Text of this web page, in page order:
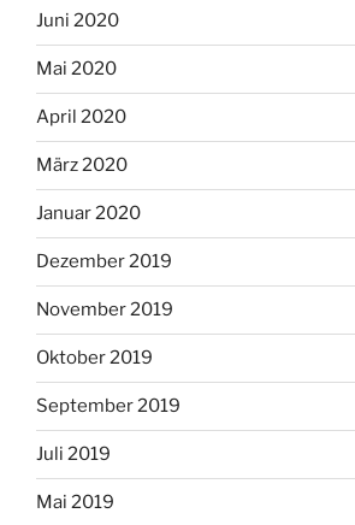
Juni 2020
Mai 2020
April 2020
März 2020
Januar 2020
Dezember 2019
November 2019
Oktober 2019
September 2019
Juli 2019
Mai 2019